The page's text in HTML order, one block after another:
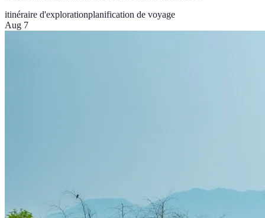
itinéraire d'explorationplanification de voyage
Aug 7